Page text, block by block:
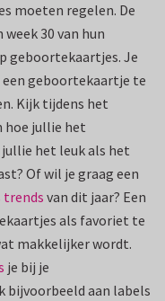
moeten regelen. De
30 van hun
geboortekaartjes. Je
geboortekaartje te
Kijk tijdens het
hoe jullie het
het leuk als het
Of wil je graag een
van dit jaar? Een
als favoriet te
makkelijker wordt.
je bij je
aan labels